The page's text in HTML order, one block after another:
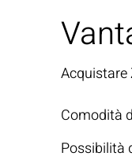
Comodità
Possibilità